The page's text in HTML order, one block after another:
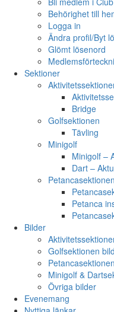
Behörighet till
Logga in
Ändra profil/Byt
Glömt lösenord
Sektioner
Bridge
Golfsektionen
Tävling
Minigolf
Minigolf –
Dart –
Petanca
Bilder
Golfsektionen
Minigolf &
Övriga bilder
Evenemang